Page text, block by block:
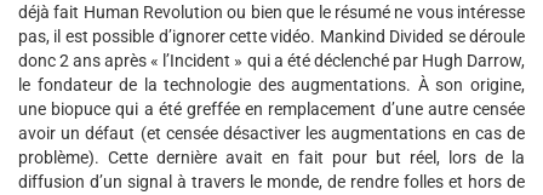
déjà fait Human Revolution ou bien que le résumé ne vous intéresse
pas, il est possible d’ignorer cette vidéo. Mankind Divided se déroule
donc 2 ans après « l’Incident » qui a été déclenché par Hugh Darrow,
le fondateur de la technologie des augmentations. À son origine,
une biopuce qui a été greffée en remplacement d’une autre censée
avoir un défaut (et censée désactiver les augmentations en cas de
problème). Cette dernière avait en fait pour but réel, lors de la
diffusion d’un signal à travers le monde, de rendre folles et hors de